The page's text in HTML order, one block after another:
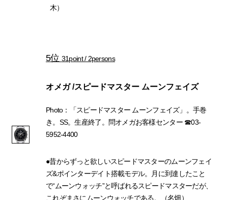
木）
5位 31point / 2persons
オメガ /スピードマスター ムーンフェイズ
Photo：「スピードマスター ムーンフェイズ」。手巻
き。SS。生産終了。問オメガお客様センター ☎03-
5952-4400
●昔からずっと欲しいスピードマスターのムーンフェイ
ズ&ポインターデイト搭載モデル。月に到達したこと
で“ムーンウォッチ”と呼ばれるスピードマスターだが、
これぞまさにムーンウォッチである。（名畑）